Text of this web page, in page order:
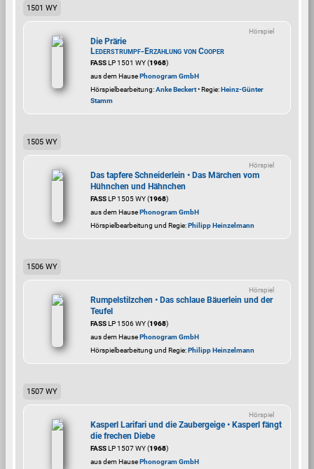
1501 WY
Hörspiel
Die Prärie
Lederstrumpf-Erzählung von Cooper
FASSLP 1501 WY (1968)
aus dem HausePhonogram GmbH
Hörspielbearbeitung:Anke Beckert• Regie:Heinz-Günter
Stamm
1505 WY
Hörspiel
Das tapfere Schneiderlein • Das Märchen vom
Hühnchen und Hähnchen
FASSLP 1505 WY (1968)
aus dem HausePhonogram GmbH
Hörspielbearbeitung und Regie:Philipp Heinzelmann
1506 WY
Hörspiel
Rumpelstilzchen • Das schlaue Bäuerlein und der
Teufel
FASSLP 1506 WY (1968)
aus dem HausePhonogram GmbH
Hörspielbearbeitung und Regie:Philipp Heinzelmann
1507 WY
Hörspiel
Kasperl Larifari und die Zaubergeige • Kasperl fängt
die frechen Diebe
FASSLP 1507 WY (1968)
aus dem HausePhonogram GmbH